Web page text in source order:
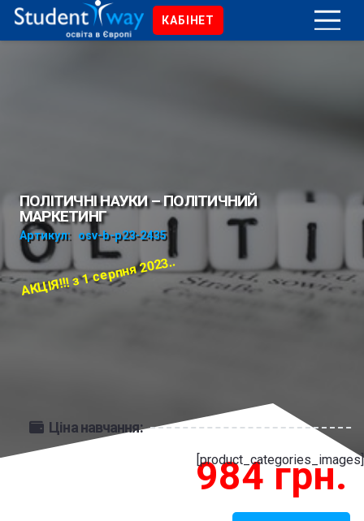
КАБІНЕТ
ПОЛІТИЧНІ НАУКИ – ПОЛІТИЧНИЙ
МАРКЕТИНГ
Артикул: osv-b-p23-2435
АКЦІЯ!!! з 1 серпня 2023..
[product_categories_images]
Ціна навчання:
984грн.